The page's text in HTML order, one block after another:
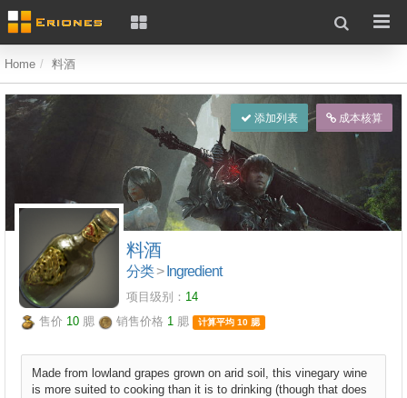
Home 料酒
添加列表 成本核算
料酒
分类> Ingredient
项目级别： 14
售价 10 腮 销售价格 1 腮 计算平均 10 腮
Made from lowland grapes grown on arid soil, this vinegary wine
is more suited to cooking than it is to drinking (though that does